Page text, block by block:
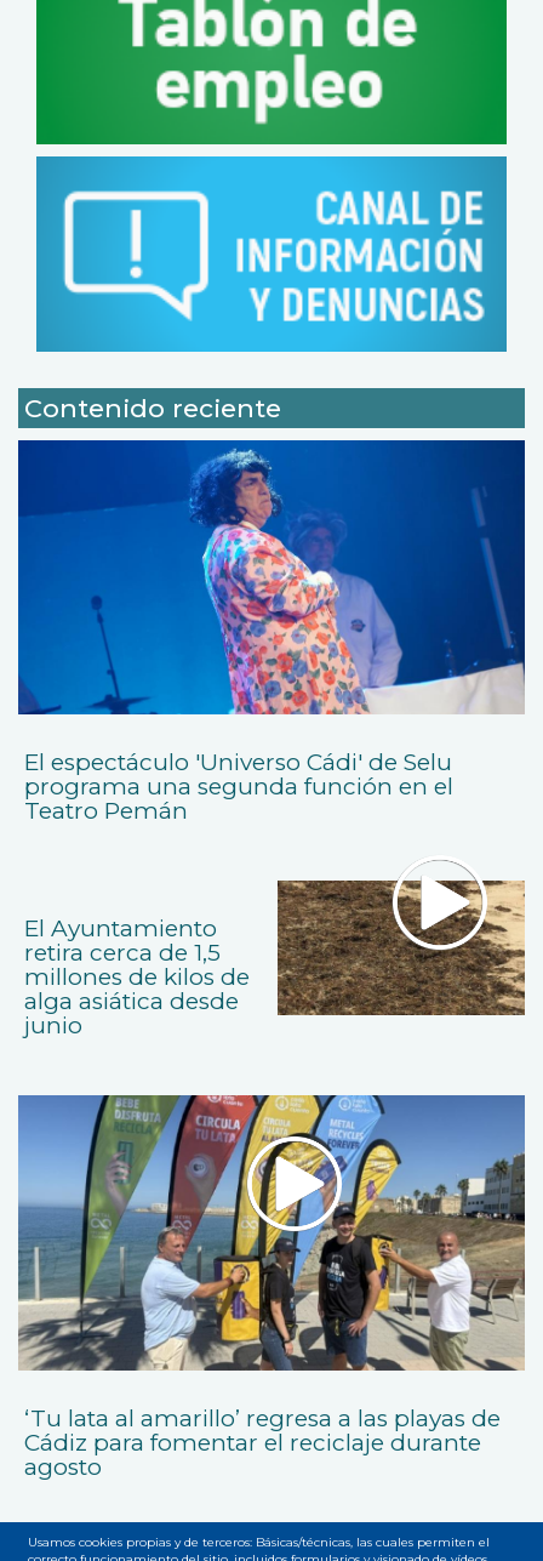
Contenido reciente
El espectáculo 'Universo Cádi' de Selu
programa una segunda función en el
Teatro Pemán
El Ayuntamiento
retira cerca de 1,5
millones de kilos de
alga asiática desde
junio
‘Tu lata al amarillo’ regresa a las playas de
Cádiz para fomentar el reciclaje durante
agosto
Usamos cookies propias y de terceros: Básicas/técnicas, las cuales permiten el